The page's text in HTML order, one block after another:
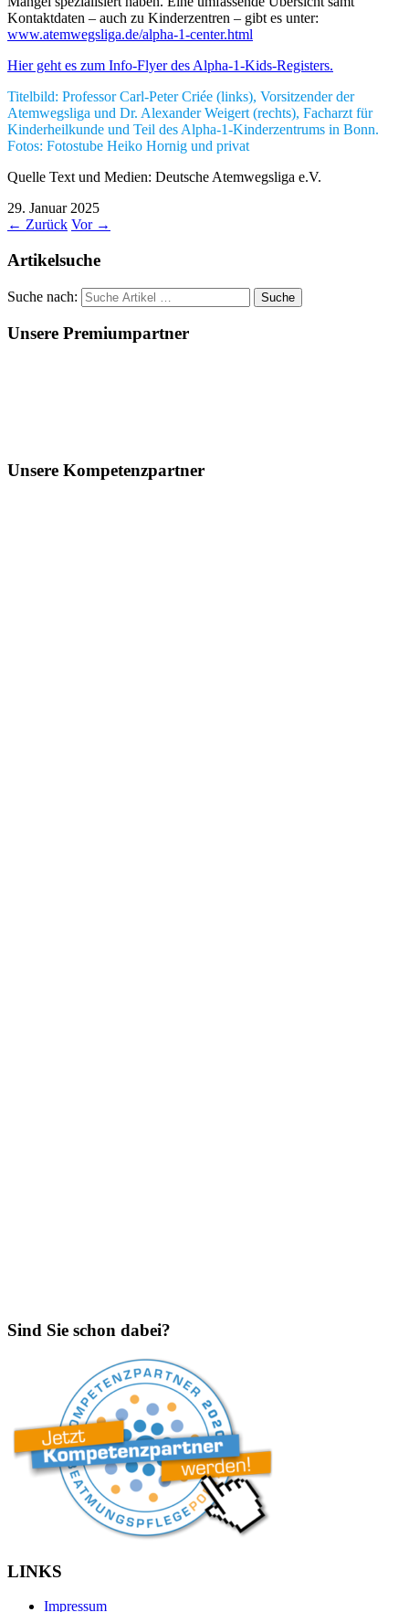
Kontaktdaten – auch zu Kinderzentren – gibt es unter:
www.atemwegsliga.de/alpha-1-center.html
Hier geht es zum Info-Flyer des Alpha-1-Kids-Registers.
Titelbild: Professor Carl-Peter Criée (links), Vorsitzender der
Atemwegsliga und Dr. Alexander Weigert (rechts), Facharzt für
Kinderheilkunde und Teil des Alpha-1-Kinderzentrums in Bonn.
Fotos: Fotostube Heiko Hornig und privat
Quelle Text und Medien: Deutsche Atemwegsliga e.V.
29. Januar 2025
← Zurück Vor →
Artikelsuche
Suche nach:
Unsere Premiumpartner
Unsere Kompetenzpartner
Sind Sie schon dabei?
LINKS
Impressum